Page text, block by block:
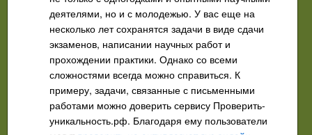
деятелями, но и с молодежью. У вас еще на
несколько лет сохранятся задачи в виде сдачи
экзаменов, написании научных работ и
прохождении практики. Однако со всеми
сложностями всегда можно справиться. К
примеру, задачи, связанные с письменными
работами можно доверить сервису Проверить-
уникальность.рф. Благодаря ему пользователи